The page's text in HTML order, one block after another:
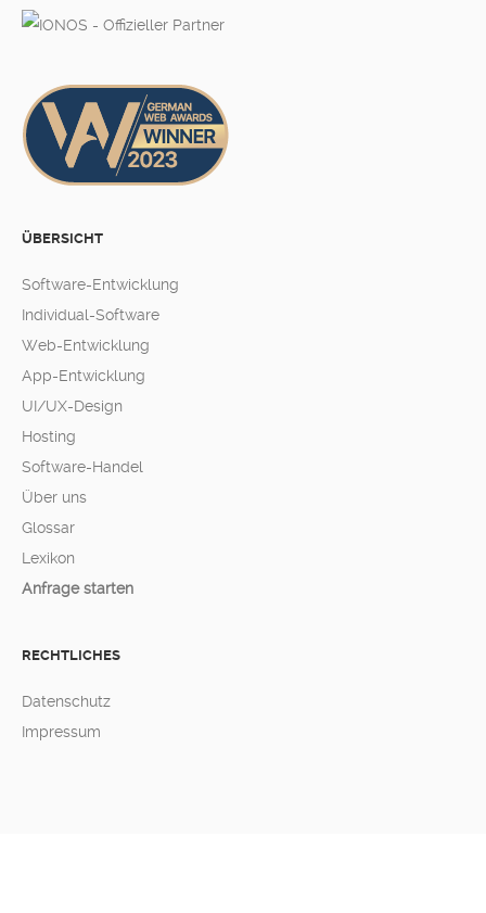
ÜBERSICHT
Software-Entwicklung
Individual-Software
Web-Entwicklung
App-Entwicklung
UI/UX-Design
Hosting
Software-Handel
Über uns
Glossar
Lexikon
Anfrage starten
RECHTLICHES
Datenschutz
Impressum